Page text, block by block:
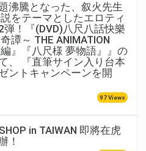
沸騰となった、叙火先生
をテーマとしたエロティ
弾！『(DVD)八尺八話快樂
譚～ THE ANIMATION
編』『八尺様 夢物語』』の
、 『直筆サイン入り台本
ントキャンペーンを開
97 Views
in TAIWAN 即將在虎
！